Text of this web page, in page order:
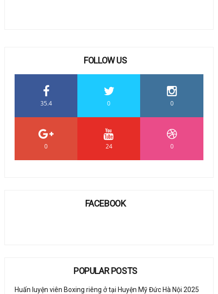
FOLLOW US
35.4 0 0
0 24 0
FACEBOOK
POPULAR POSTS
Huấn luyện viên Boxing riêng ở tại Huyện Mỹ Đức Hà Nội 2025